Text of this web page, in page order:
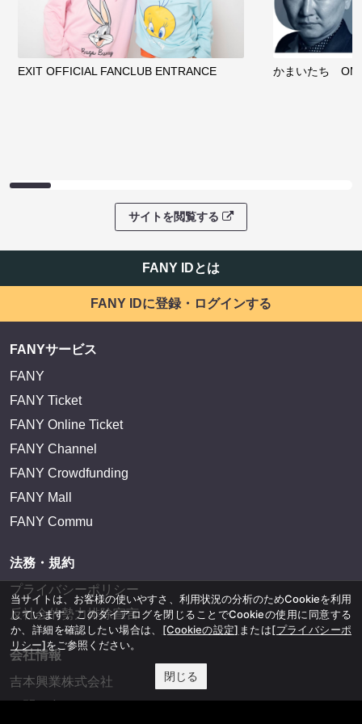
EXIT OFFICIAL FANCLUB ENTRANCE かまいたち
サイトを閲覧する
FANY IDとは
FANY IDに登録・ログインする
FANYサービス
FANY
FANY Ticket
FANY Online Ticket
FANY Channel
FANY Crowdfunding
FANY Mall
FANY Commu
法務・規約
プライバシーポリシー
反社会的勢力排除宣言
会社情報
吉本興業株式会社
当サイトは、お客様の使いやすさ、利用状況の分析のためCookieを利用
しています。このダイアログを閉じることでCookieの使用に同意する
か、詳細を確認したい場合は、 [Cookieの設定] または[プライバシーポ
リシー]をご参照ください。
閉じる